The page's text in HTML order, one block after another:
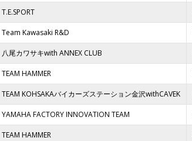
T.E.SPORT
Team Kawasaki R&D
八尾カワサキwith ANNEX CLUB
TEAM HAMMER
TEAM KOHSAKAバイカーズステーション金沢withCAVEK
YAMAHA FACTORY INNOVATION TEAM
TEAM HAMMER